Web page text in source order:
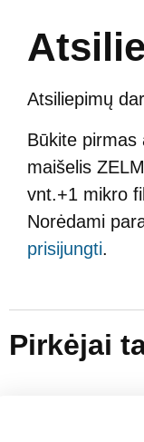
Atsiliepimų
Būkite pirmas
maišelis
vnt.+1 mikro
Norėdami
prisijungti.
Pirkėjai